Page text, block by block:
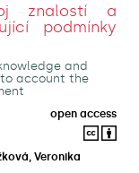
znalostí a
podmínky
and
account the
open access
Veronika